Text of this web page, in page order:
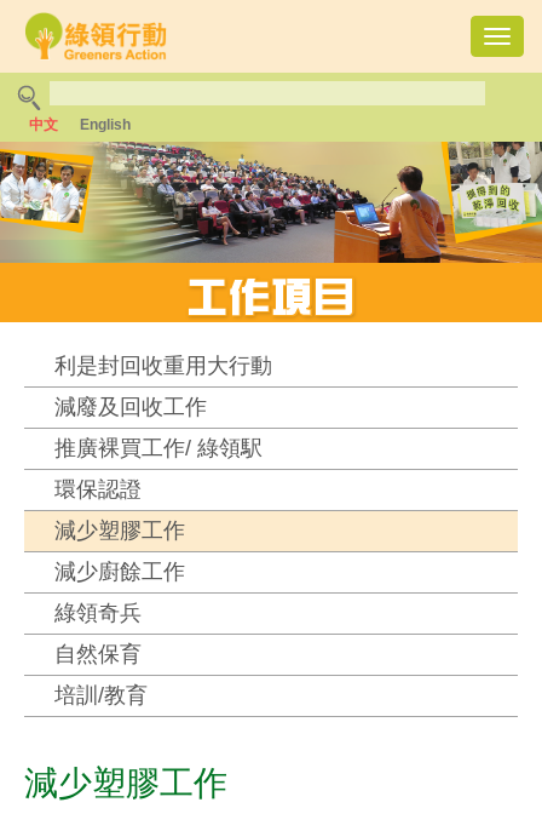
中文 English
利是封回收重用大行動
減廢及回收工作
推廣裸買工作/ 綠領駅
環保認證
減少塑膠工作
減少廚餘工作
綠領奇兵
自然保育
培訓/教育
減少塑膠工作